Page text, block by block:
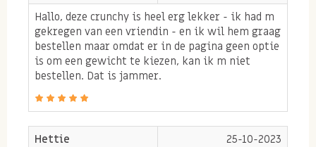
Allergie informatie
BevatPINDA'S.
Kan sporen bevatten van andere
Hallo, deze crunchy is heel erg lekker - ik had m
gekregen van een vriendin - en ik wil hem graag
bestellen maar omdat er in de pagina geen optie
is om een gewicht te kiezen, kan ik m niet
bestellen. Dat is jammer.
Hettie
25-10-2023